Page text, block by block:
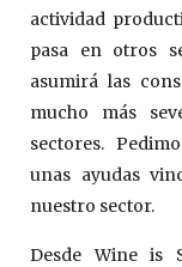
actividad
pasa en otros
asumirá las
mucho más
sectores.
unas ayudas
nuestro sector.
Desde Wine is